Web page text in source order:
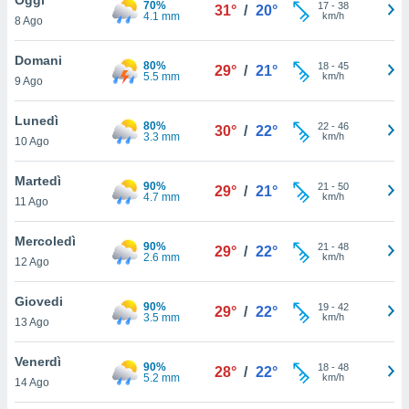
è
al sito
di
ci
di
il
un
la
nella
8 Ago
70%
4.1 mm
31° / 20° 17- 38
km/h
Domani
9 Ago
80%
5.5 mm
29° / 21° 18- 45
km/h
Lunedì
10 Ago
80%
3.3 mm
30° / 22° 22- 46
km/h
Martedì
11 Ago
90%
4.7 mm
29° / 21° 21 - 50
km/h
Mercoledì
12 Ago
90%
2.6 mm
29° / 22° 21 - 48
km/h
Giovedi
13 Ago
90%
3.5 mm
29° / 22° 19- 42
km/h
Venerdì
14 Ago
90%
5.2 mm
28° / 22° 18- 48
km/h